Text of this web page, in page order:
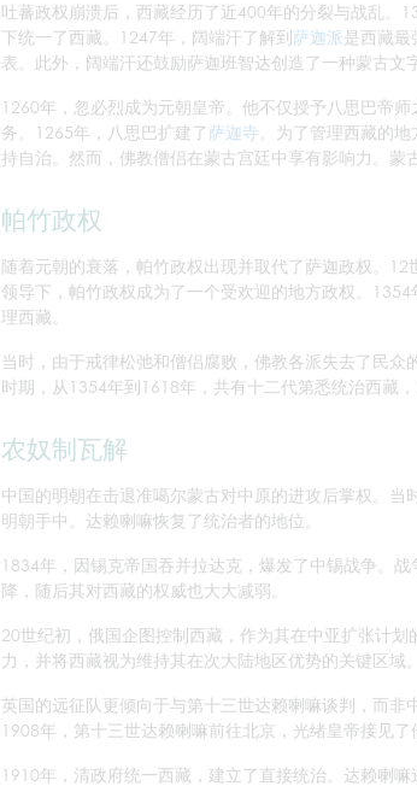
吐蕃政权崩溃后，西藏经历了近400年的分裂与战乱。
下统一了西藏。1247年，阔端汗了解到萨迦派是西藏最
表。此外，阔端汗还鼓励萨迦班智达创造了一种蒙古文
1260年，忽必烈成为元朝皇帝。他不仅授予八思巴帝
务。1265年，八思巴扩建了萨迦寺 。为了管理西藏的
持自治。然而，佛教僧侣在蒙古宫廷中享有影响力。蒙
帕竹政权
随着元朝的衰落，帕竹政权出现并取代了萨迦政权。
领导下，帕竹政权成为了一个受欢迎的地方政权。
理西藏。
当时，由于戒律松弛和僧侣腐败，佛教各派失去了民
时期，从1354年到1618年，共有十二代第悉统治西藏，
农奴制瓦解
中国的明朝在击退准噶尔蒙古对中原的进攻后掌权。
明朝手中。达赖喇嘛恢复了统治者的地位。
1834年，因锡克帝国吞并拉达克，爆发了中锡战争。
降，随后其对西藏的权威也大大减弱。
20世纪初，俄国企图控制西藏，作为其在中亚扩张计
力，并将西藏视为维持其在次大陆地区优势的关键区域。
英国的远征队更倾向于与第十三世达赖喇嘛谈判，而非
1908年，第十三世达赖喇嘛前往北京，光绪皇帝接见了
1910年，清政府统一西藏，建立了直接统治。达赖喇